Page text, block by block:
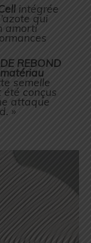
intégrée
qui
amorti
REBOND
matériau
semelle
conçus
attaque
»